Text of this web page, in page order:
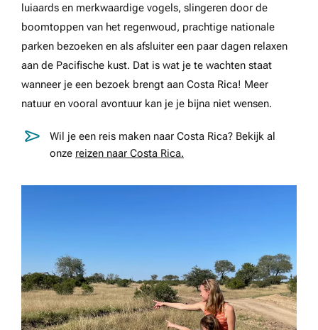
luiaards en merkwaardige vogels, slingeren door de
boomtoppen van het regenwoud, prachtige nationale
parken bezoeken en als afsluiter een paar dagen relaxen
aan de Pacifische kust. Dat is wat je te wachten staat
wanneer je een bezoek brengt aan Costa Rica! Meer
natuur en vooral avontuur kan je je bijna niet wensen.
Wil je een reis maken naar Costa Rica? Bekijk al
onze reizen naar Costa Rica.